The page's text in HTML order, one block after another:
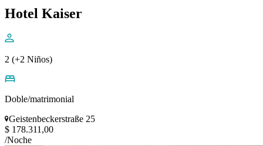
Hotel Kaiser
2 (+2 Niños)
Doble/matrimonial
Geistenbeckerstraße 25
$ 178.311,00
/Noche